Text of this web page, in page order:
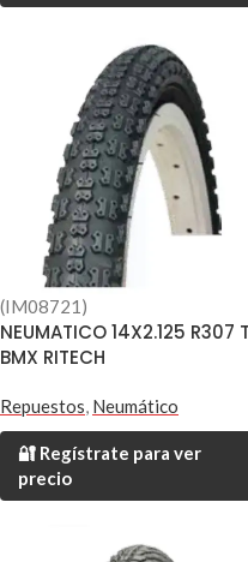
(IM08721)
NEUMATICO 14X2.125 R307 T
BMX RITECH
Repuestos, Neumático
🔐 Regístrate para ver
precio